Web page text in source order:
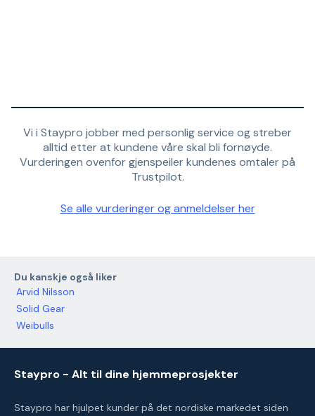
Vi i Staypro jobber med personlig service og streber
alltid etter at kundene våre skal bli fornøyde.
Vurderingen ovenfor gjenspeiler kundenes omtaler på
Trustpilot.
Se alle vurderinger og anmeldelser her
Du kanskje også liker
Arvid Nilsson
Solid Gear
Weibulls
Staypro - Alt til dine hjemmeprosjekter
Staypro har hjulpet kunder på det nordiske markedet siden